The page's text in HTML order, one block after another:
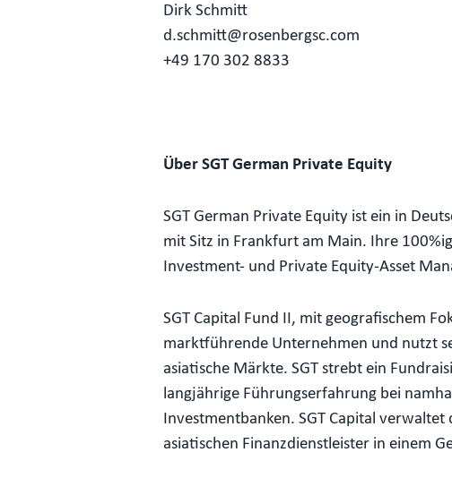
Dirk Schmitt
d.schmitt@rosenbergsc.com
+49 170 302 8833
Über SGT German Private Equity
SGT German Private Equity ist ein in
mit Sitz in Frankfurt am Main. Ihre
Investment- und Private Equity-Asset
SGT Capital Fund II, mit geografischem
marktführende Unternehmen und nutzt
asiatische Märkte. SGT strebt ein
langjährige Führungserfahrung bei
Investmentbanken. SGT Capital
asiatischen Finanzdienstleister in einem